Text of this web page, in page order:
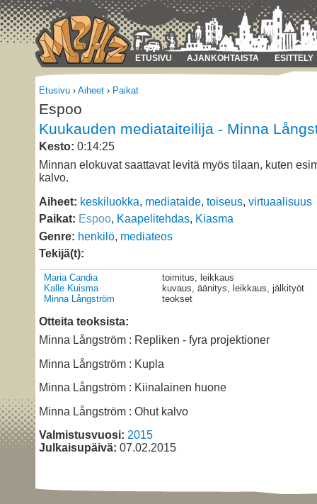
ETUSIVU AJANKOHTAISTA ESITTELY
Etusivu › Aiheet › Paikat
Espoo
Kuukauden mediataiteilija - Minna
Kesto: 0:14:25
Minnan elokuvat saattavat levitä myös tilaan, kuten
kalvo.
Aiheet: keskiluokka, mediataide, toiseus, virtuaalisuus
Paikat: Espoo, Kaapelitehdas, Kiasma
Genre: henkilö, mediateos
Tekijä(t):
Maria Candia
Kalle Kuisma
Minna Långström
toimitus, leikkaus
kuvaus, äänitys, leikkaus, jälkityöt
teokset
Otteita teoksista:
Minna Långström : Repliken - fyra projektioner
Minna Långström : Kupla
Minna Långström : Kiinalainen huone
Minna Långström : Ohut kalvo
Valmistusvuosi: 2015
Julkaisupäivä: 07.02.2015